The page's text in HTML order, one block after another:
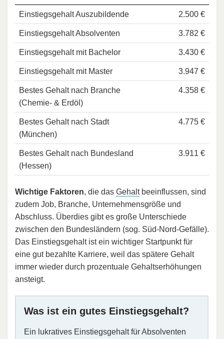
Einstiegsgehalt Auszubildende 2.500 €
Einstiegsgehalt Absolventen 3.782 €
Einstiegsgehalt mit Bachelor 3.430 €
Einstiegsgehalt mit Master 3.947 €
Bestes Gehalt nach Branche
(Chemie- & Erdöl)
4.358 €
Bestes Gehalt nach Stadt
(München)
4.775 €
Bestes Gehalt nach Bundesland
(Hessen)
3.911 €
Wichtige Faktoren, die das Gehaltbeeinflussen, sind
zudem Job, Branche, Unternehmensgröße und
Abschluss. Überdies gibt es große Unterschiede
zwischen den Bundesländern (sog. Süd-Nord-Gefälle).
Das Einstiegsgehalt ist ein wichtiger Startpunkt für
eine gut bezahlte Karriere, weil das spätere Gehalt
immer wieder durch prozentuale Gehaltserhöhungen
ansteigt.
Was ist ein gutes Einstiegsgehalt?
Ein lukratives Einstiegsgehalt für Absolventen